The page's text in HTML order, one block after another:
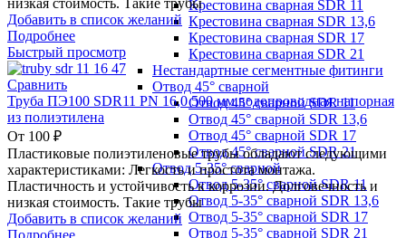
Крестовина сварная SDR 11
Крестовина сварная SDR 13,6
Крестовина сварная SDR 17
Крестовина сварная SDR 21
Нестандартные сегментные фитинги
Отвод 45° сварной
Отвод 45° сварной SDR 11
Отвод 45° сварной SDR 13,6
Отвод 45° сварной SDR 17
Отвод 45° сварной SDR 21
Отвод 5-35° сварной
Отвод 5-35° сварной SDR 11
Отвод 5-35° сварной SDR 13,6
Отвод 5-35° сварной SDR 17
Отвод 5-35° сварной SDR 21
низкая стоимость. Такие трубы
Добавить в список желаний
Подробнее
Быстрый просмотр
Сравнить
Труба ПЭ100 SDR11 PN 16,0 500 мм водопроводная напорная
из полиэтилена
От 100 ₽
Пластиковые полиэтиленовые трубы обладают следующими
характеристиками: Легкость и простота монтажа.
Пластичность и устойчивость к коррозии. Долговечность и
низкая стоимость. Такие трубы
Добавить в список желаний